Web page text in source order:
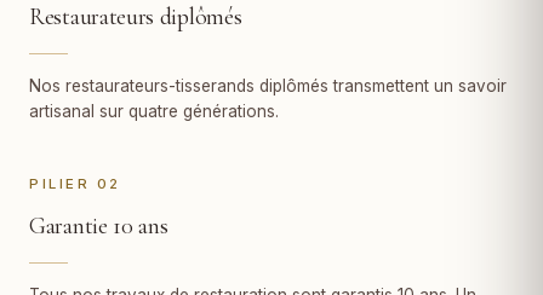
Restaurateurs diplômés
Nos restaurateurs-tisserands diplômés transmettent un savoir
artisanal sur quatre générations.
PILIER 02
Garantie 10 ans